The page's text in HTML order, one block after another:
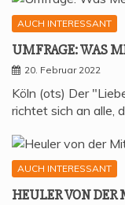
AUCH INTERESSANT
UMFRA­GE: WAS
20. Februar 2022
Köln (ots) Der
richtet sich an alle,
AUCH INTERESSANT
HEU­LER VON DER